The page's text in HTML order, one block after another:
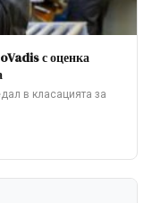
с оценка
в класацията за